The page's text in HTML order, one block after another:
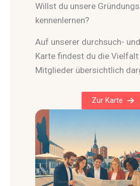
Willst du unsere
kennenlernen?
Auf unserer durchsuch-
Karte findest du die
Mitglieder übersichtlich
Zur Karte